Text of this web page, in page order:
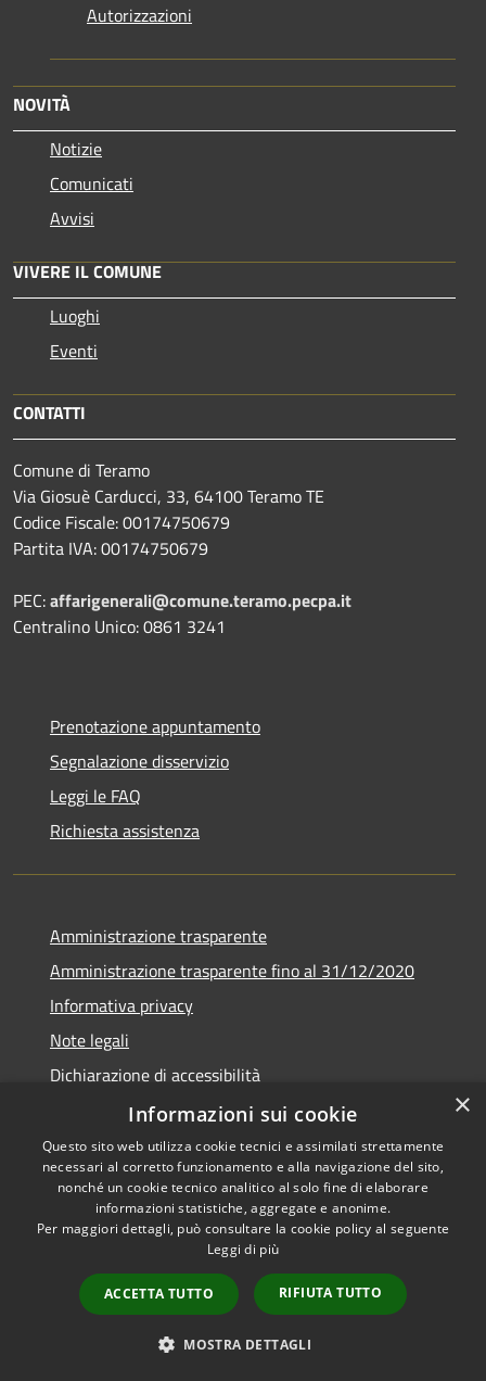
Autorizzazioni
NOVITÀ
Notizie
Comunicati
Avvisi
VIVERE IL COMUNE
Luoghi
Eventi
CONTATTI
Comune di Teramo
Via Giosuè Carducci, 33, 64100 Teramo TE
Codice Fiscale: 00174750679
Partita IVA: 00174750679
PEC:affarigenerali@comune.teramo.pecpa.it
Centralino Unico: 0861 3241
Prenotazione appuntamento
Segnalazione disservizio
Leggi le FAQ
Richiesta assistenza
Amministrazione trasparente
Amministrazione trasparente fino al 31/12/2020
Informativa privacy
Note legali
Dichiarazione di accessibilità
Accessibilità
Privacy
Mappa del sito
Area riservata ai
Copyright © 2026 • Comune di
Teramo • Powered by
Municipium• Accesso
×
Informazioni sui cookie
Questo sito web utilizza cookie tecnici e assimilati strettamente
necessari al corretto funzionamento e alla navigazione del sito,
nonché un cookie tecnico analitico al solo fine di elaborare
informazioni statistiche, aggregate e anonime.
Per maggiori dettagli, può consultare la cookie policy al seguente
Leggi di più
ACCETTA TUTTO RIFIUTA TUTTO
MOSTRA DETTAGLI